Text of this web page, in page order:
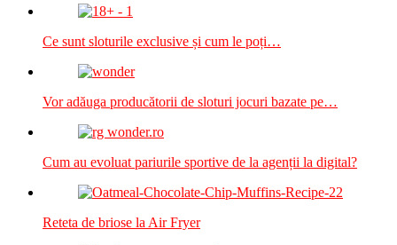
Ce sunt sloturile exclusive și cum le poți…
Vor adăuga producătorii de sloturi jocuri bazate pe…
Cum au evoluat pariurile sportive de la agenții la digital?
Reteta de briose la Air Fryer